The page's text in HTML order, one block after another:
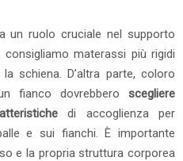
un ruolo cruciale nel supporto
materassi più rigidi
schiena. D’altra parte, coloro
fianco dovrebbero scegliere
di accoglienza per
e sui fianchi. È importante
e la propria struttura corporea